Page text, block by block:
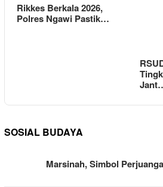
Rikkes Berkala 2026,
Polres Ngawi Pastik…
SOSIAL BUDAYA
Marsinah, Simbol